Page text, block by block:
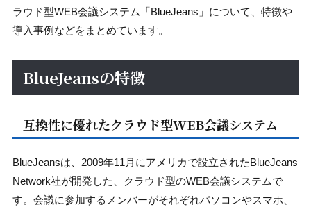
ラウド型WEB会議システム「BlueJeans」について、特徴や
導入事例などをまとめています。
BlueJeansの特徴
互換性に優れたクラウド型WEB会議システム
BlueJeansは、2009年11月にアメリカで設立されたBlueJeans
Network社が開発した、クラウド型のWEB会議システムで
す。会議に参加するメンバーがそれぞれパソコンやスマホ、